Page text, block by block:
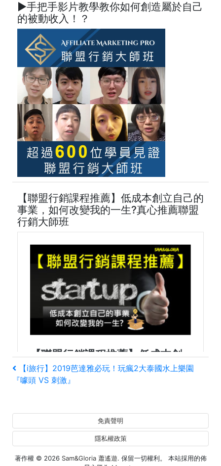
►手把手影片教學教你如何創造屬於自己
的被動收入！？
【聯盟行銷課程推薦】低成本創立自己的
事業，如何改變我的一生?真心推薦聯盟
行銷大師班
文
章
導
覽
上
一
章
【i旅行】2019芭達雅必玩！玩瘋2大泰國水上樂園
『噱頭 VS 刺激』
著作權 © 2026 Sam&Gloria 蕭遙遊. 保留一切權利。 本站採用的佈
免責聲明
隱私權政策